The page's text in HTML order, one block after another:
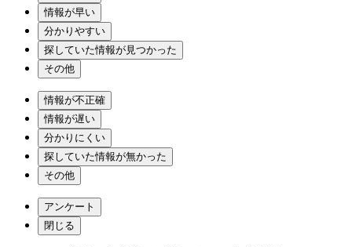
情報が早い
分かりやすい
探していた情報が見つかった
その他
情報が不正確
情報が遅い
分かりにくい
探していた情報が無かった
その他
アンケート
閉じる